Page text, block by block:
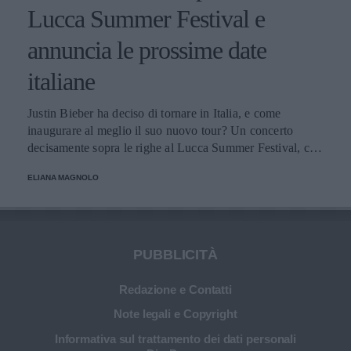
Lucca Summer Festival e
annuncia le prossime date
italiane
Justin Bieber ha deciso di tornare in Italia, e come
inaugurare al meglio il suo nuovo tour? Un concerto
decisamente sopra le righe al Lucca Summer Festival, che
l'ora di poterlo riascoltare.
ELIANA MAGNOLO
PUBBLICITÀ
Redazione e Contatti
Note legali e Copyright
Informativa sul trattamento dei dati personali